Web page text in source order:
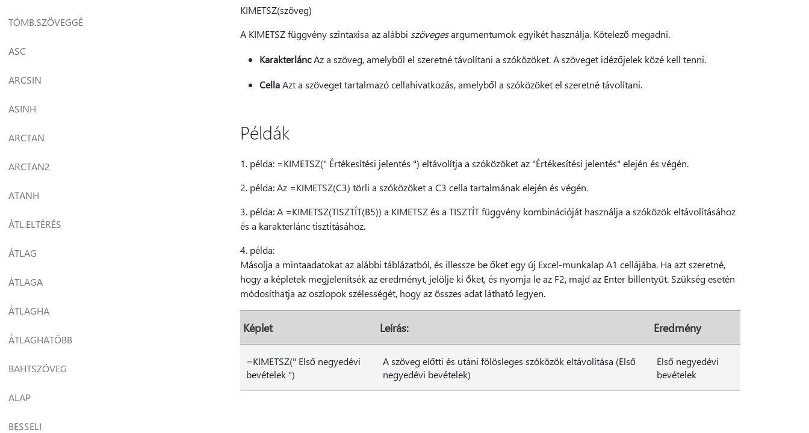
TÖMB.SZÖVEGGÉ
ASC
ARCSIN
ASINH
ARCTAN
ARCTAN2
ATANH
ÁTL.ELTÉRÉS
ÁTLAG
ÁTLAGA
ÁTLAGHA
ÁTLAGHATÖBB
BAHTSZÖVEG
ALAP
BESSELI
KIMETSZ(szöveg)
A KIMETSZ függvény szintaxisa az alábbi szövegesargumentumok egyikét használja. Kötelező megadni.
KarakterláncAz a szöveg, amelyből el szeretné távolítani a szóközöket. A szöveget idézőjelek közé kell tenni.
CellaAzt a szöveget tartalmazó cellahivatkozás, amelyből a szóközöket el szeretné távolítani.
Példák
1. példa: =KIMETSZ(" Értékesítési jelentés ") eltávolítja a szóközöket az "Értékesítési jelentés" elején és végén.
2. példa: Az =KIMETSZ(C3) törli a szóközöket a C3 cella tartalmának elején és végén.
3. példa: A =KIMETSZ(TISZTÍT(B5)) a KIMETSZ és a TISZTÍT függvény kombinációját használja a szóközök eltávolításához
és a karakterlánc tisztításához.
4. példa:
Másolja a mintaadatokat az alábbi táblázatból, és illessze be őket egy új Excel-munkalap A1 cellájába. Ha azt szeretné,
hogy a képletek megjelenítsék az eredményt, jelölje ki őket, és nyomja le az F2, majd az Enter billentyűt. Szükség esetén
módosíthatja az oszlopok szélességét, hogy az összes adat látható legyen.
Képlet Leírás: Eredmény
=KIMETSZ(" Első negyedévi
bevételek ")
A szöveg előtti és utáni fölösleges szóközök eltávolítása (Első
negyedévi bevételek)
Első negyedévi
bevételek